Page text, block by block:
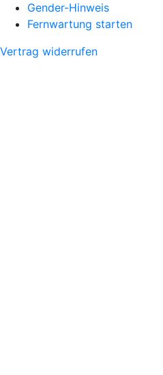
Gender-Hinweis
Fernwartung starten
Vertrag widerrufen